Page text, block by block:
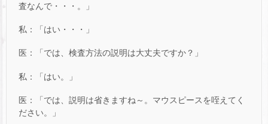
査なんで・・・。」
私：「はい・・・」
医：「では、検査方法の説明は大丈夫ですか？」
私：「はい。」
医：「では、説明は省きますね～。マウスピースを咥えてく
ださい。」